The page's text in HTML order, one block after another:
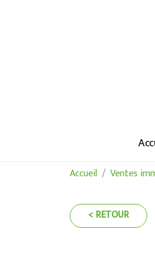
Accueil Ventes
< RETOUR